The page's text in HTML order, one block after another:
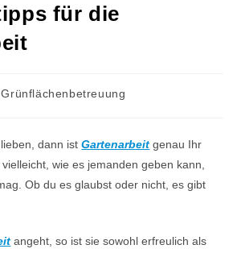
für die
Grünflächenbetreuung
dann istGartenarbeit genau Ihr
wie es jemanden geben kann,
Ob du es glaubst oder nicht, es gibt
angeht, so ist sie sowohl erfreulich als